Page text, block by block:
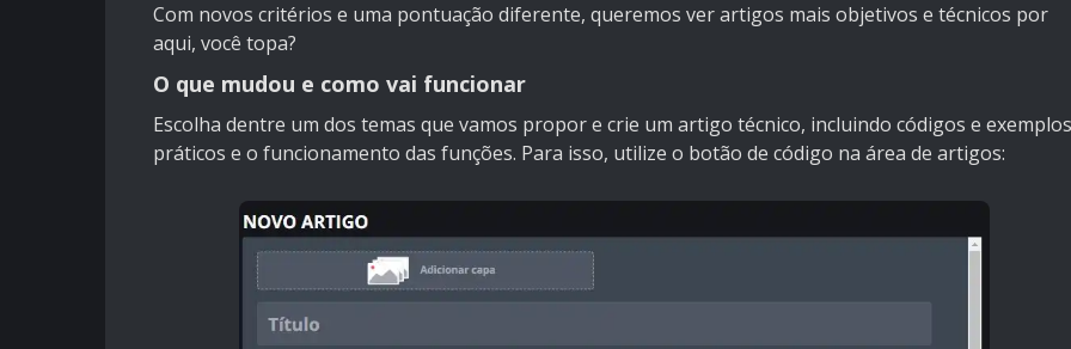
Com novos critérios e uma pontuação diferente, queremos ver artigos mais objetivos e técnicos por
aqui, você topa?
O que mudou e como vai funcionar
Escolha dentre um dos temas que vamos propor e crie um artigo técnico, incluindo códigos e exemplos
práticos e o funcionamento das funções. Para isso, utilize o botão de código na área de artigos: